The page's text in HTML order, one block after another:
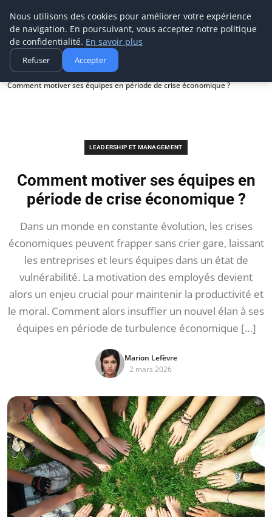
Ms Events Europe
Accueil
Leadership et management
Comment motiver ses équipes en période de crise économique ?
LEADERSHIP ET MANAGEMENT
Comment motiver ses équipes en
période de crise économique ?
Dans un monde en constante évolution, les crises
économiques peuvent frapper sans crier gare, laissant
les entreprises et leurs équipes dans un état de
vulnérabilité. La motivation des employés devient
alors un enjeu crucial pour maintenir la productivité et
le moral. Comment alors insuffler un nouvel élan à ses
équipes en période de turbulence économique […]
Marion Lefèvre
2 mars 2026
Nous utilisons des cookies pour améliorer votre expérience
de navigation. En poursuivant, vous acceptez notre politique
de confidentialité. En savoir plus
Refuser Accepter